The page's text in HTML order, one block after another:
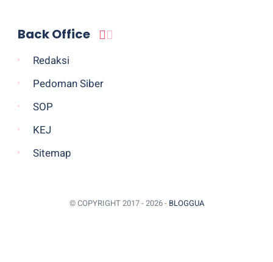
Back Office
Redaksi
Pedoman Siber
SOP
KEJ
Sitemap
© COPYRIGHT 2017 - 2026 - BLOGGUA